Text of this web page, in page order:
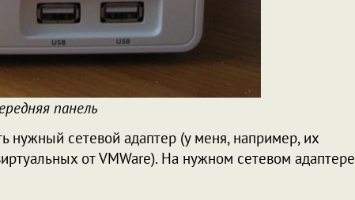
панель
нужный сетевой адаптер (у меня, например, их
от VMWare). На нужном сетевом адаптере